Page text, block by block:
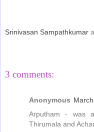
Srinivasan Sampathkumar
3 comments:
Anonymous
Arputham - was
Thirumala and